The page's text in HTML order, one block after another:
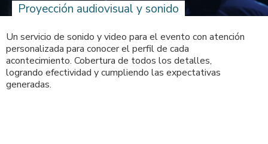
Proyección audiovisual y sonido
Un servicio de sonido y video para el evento con atención
personalizada para conocer el perfil de cada
acontecimiento. Cobertura de todos los detalles,
logrando efectividad y cumpliendo las expectativas
generadas.